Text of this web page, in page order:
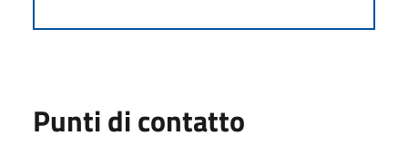
Punti di contatto